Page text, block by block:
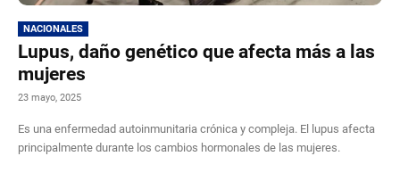
NACIONALES
Lupus, daño genético que afecta más a las
mujeres
23 mayo, 2025
Es una enfermedad autoinmunitaria crónica y compleja. El lupus afecta
principalmente durante los cambios hormonales de las mujeres.